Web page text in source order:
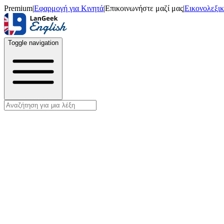
Premium|Εφαρμογή για Κινητά|Επικοινωνήστε μαζί μας|
Toggle navigation